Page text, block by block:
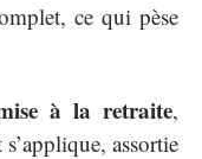
ce qui pèse
à la retraite,
assortie